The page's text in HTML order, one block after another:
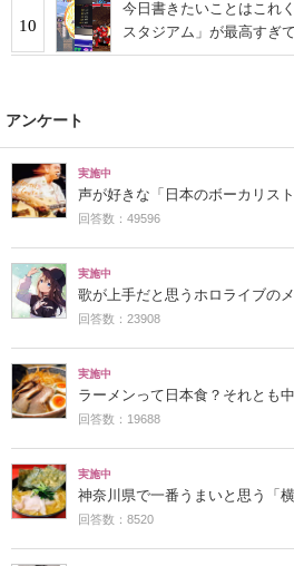
10
今日書きたいことはこれ
スタジアム」が最高すぎ
アンケート
実施中
声が好きな「日本のボーカリス
回答数：49596
実施中
歌が上手だと思うホロライブの
回答数：23908
実施中
ラーメンって日本食？それとも
回答数：19688
実施中
神奈川県で一番うまいと思う「
回答数：8520